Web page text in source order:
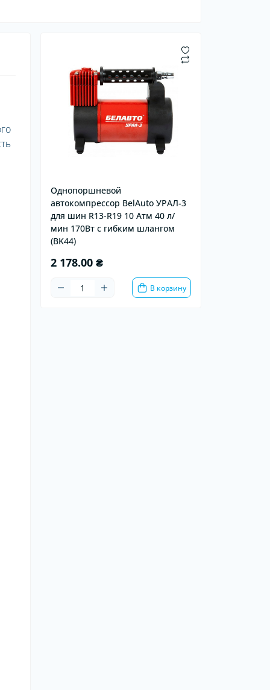
Однопоршневой
автокомпрессор BelAuto УРАЛ-3
для шин R13-R19 10 Атм 40 л/
мин 170Вт с гибким шлангом
(BK44)
2 178.00 ₴
В корзину